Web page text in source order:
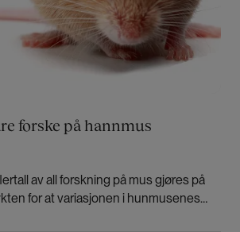
forske på hannmus
av all forskning på mus gjøres på
for at variasjonen i hunmusenes